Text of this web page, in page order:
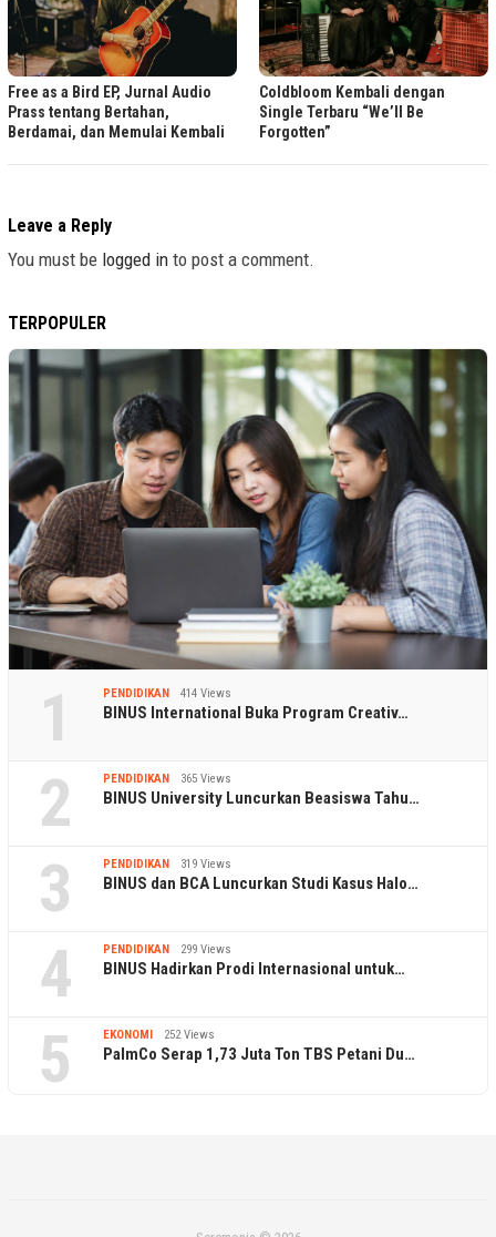
Free as a Bird EP, Jurnal Audio
Prass tentang Bertahan,
Berdamai, dan Memulai Kembali
Coldbloom Kembali dengan
Single Terbaru “We’ll Be
Forgotten”
Leave a Reply
You must be logged in to post a comment.
TERPOPULER
1 PENDIDIKAN 414 Views
BINUS International Buka Program Creativ…
2 PENDIDIKAN 365 Views
BINUS University Luncurkan Beasiswa Tahu…
3 PENDIDIKAN 319 Views
BINUS dan BCA Luncurkan Studi Kasus Halo…
4 PENDIDIKAN 299 Views
BINUS Hadirkan Prodi Internasional untuk…
5 EKONOMI 252 Views
PalmCo Serap 1,73 Juta Ton TBS Petani Du…